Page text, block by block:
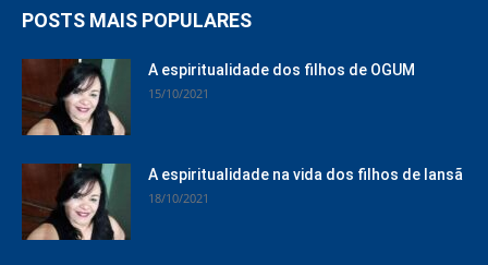
POSTS MAIS POPULARES
A espiritualidade dos filhos de OGUM
15/10/2021
A espiritualidade na vida dos filhos de Iansã
18/10/2021